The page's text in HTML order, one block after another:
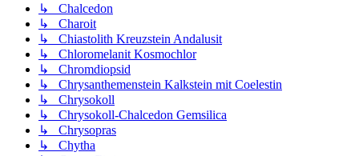
↳ Chalcedon
↳ Charoit
↳ Chiastolith Kreuzstein Andalusit
↳ Chloromelanit Kosmochlor
↳ Chromdiopsid
↳ Chrysanthemenstein Kalkstein mit Coelestin
↳ Chrysokoll
↳ Chrysokoll-Chalcedon Gemsilica
↳ Chrysopras
↳ Chytha